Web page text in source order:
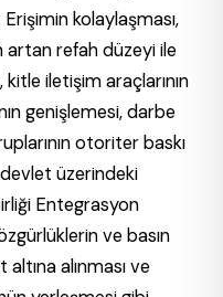
kolaylaşması,
artan refah düzeyi ile
iletişim araçlarının
genişlemesi, darbe
otoriter baskı
üzerindeki
Entegrasyon
ve basın
alınması ve